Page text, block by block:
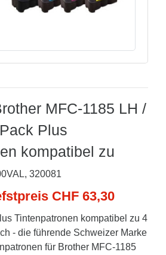
MFC-1185 LH /
Plus
kompatibel zu
320081
CHF 63,30
Tintenpatronen kompatibel zu 4
- die führende Schweizer Marke
für Brother MFC-1185